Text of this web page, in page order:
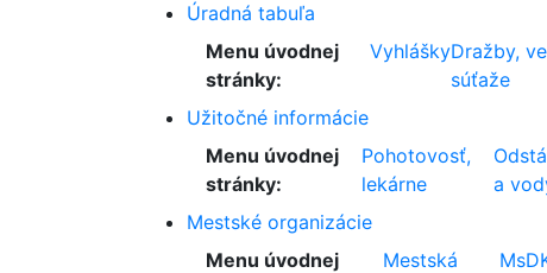
Úradná tabuľa
Menu úvodnej
stránky:
VyhláškyDražby,
súťaže
Užitočné informácie
Menu úvodnej
stránky:
Pohotovosť,
lekárne
a
Mestské organizácie
Menu úvodnej
Mestská